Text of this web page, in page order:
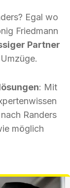
Egal wo
Friedmann
Partner
: Mit
Randers
möglich